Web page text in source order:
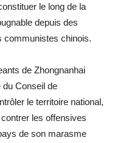
le long de la
depuis des
communistes chinois.
de Zhongnanhai
du Conseil de
le territoire national,
les offensives
de son marasme